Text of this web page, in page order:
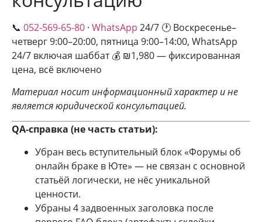
📞 052-569-65-80 · WhatsApp 24/7 🕐 Воскресенье–
четверг 9:00–20:00, пятница 9:00–14:00, WhatsApp
24/7 включая шаббат 💰 ₪1,980 — фиксированная
цена, всё включено
Материал носит информационный характер и не
является юридической консультацией.
QA-справка (не часть статьи):
Убран весь вступительный блок «Форумы об
онлайн браке в Юте» — не связан с основной
статьёй логически, не нёс уникальной
ценности.
Убраны 4 задвоенных заголовка после